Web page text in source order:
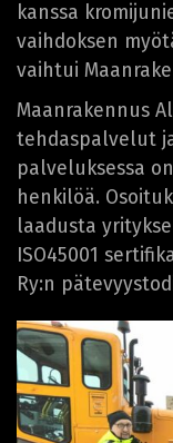
kanssa
vaihdoksen
vaihtui
Maanrakennus
tehdaspalvelut
palveluksessa
henkilöä.
laadusta
ISO45001
Ry:n